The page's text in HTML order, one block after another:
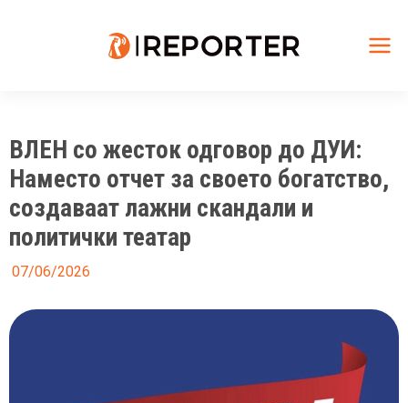
ВЛЕН со жесток одговор до ДУИ:
Наместо отчет за своето богатство,
создаваат лажни скандали и
политички театар
07/06/2026